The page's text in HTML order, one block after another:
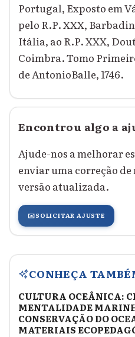
Portugal, Exposto em
pelo R.P. XXX,
Itália, ao R.P. XXX,
Coimbra. Tomo
de AntonioBalle, 1746.
Encontrou algo a
Ajude-nos a melhorar
enviar uma correção
versão atualizada.
✉️SOLICITAR AJUSTE
CONHEÇA
CULTURA OCEÂNICA:
MENTALIDADE
CONSERVAÇÃO DO
MATERIAIS